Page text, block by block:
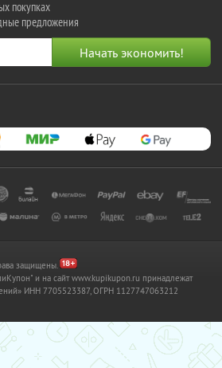
покупках
предложения
защищены.
и на сайт www.kupikupon.ru принадлежат
ИНН 7705523387, ОГРН 1127747063212